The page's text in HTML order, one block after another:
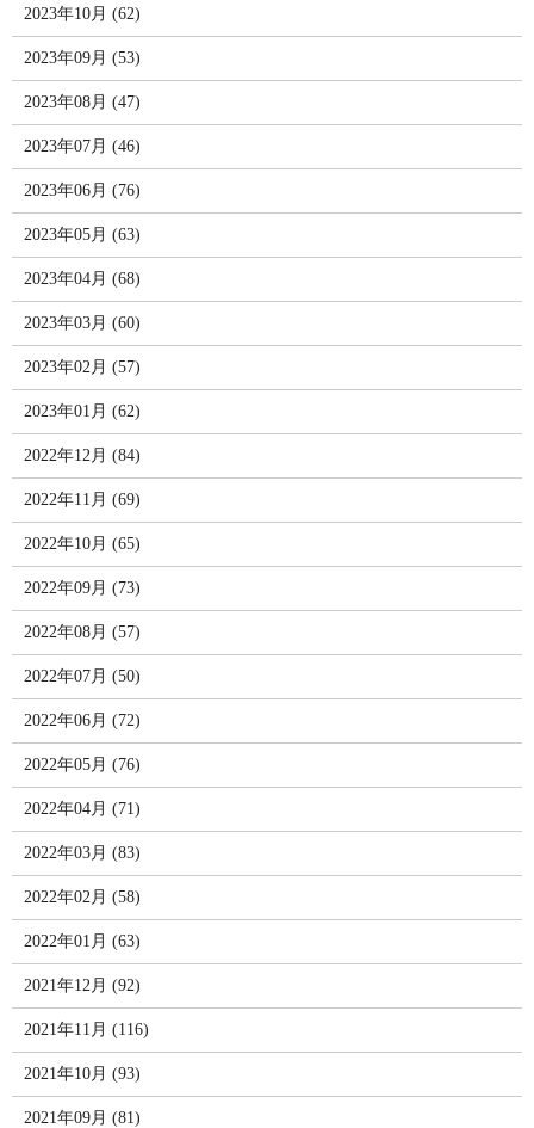
2023年10月 (62)
2023年09月 (53)
2023年08月 (47)
2023年07月 (46)
2023年06月 (76)
2023年05月 (63)
2023年04月 (68)
2023年03月 (60)
2023年02月 (57)
2023年01月 (62)
2022年12月 (84)
2022年11月 (69)
2022年10月 (65)
2022年09月 (73)
2022年08月 (57)
2022年07月 (50)
2022年06月 (72)
2022年05月 (76)
2022年04月 (71)
2022年03月 (83)
2022年02月 (58)
2022年01月 (63)
2021年12月 (92)
2021年11月 (116)
2021年10月 (93)
2021年09月 (81)